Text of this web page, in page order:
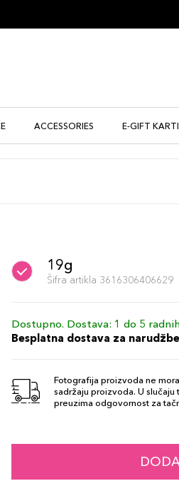
ACCESSORIES E-GIFT
19g
Šifra artikla 3616306406629
Dostupno. Dostava: 1 do 5
Besplatna dostava za
Fotografija proizvoda ne
sadržaju proizvoda. U
preuzima odgovornost za